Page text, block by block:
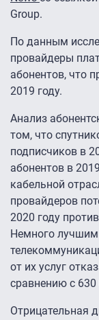
Group.
По данным
провайдеры
абонентов, что
2019 году.
Анализ
том, что
подписчиков в
абонентов в
кабельной
провайдеров
2020 году
Немного
от их услуг
сравнению с
Отрицательная